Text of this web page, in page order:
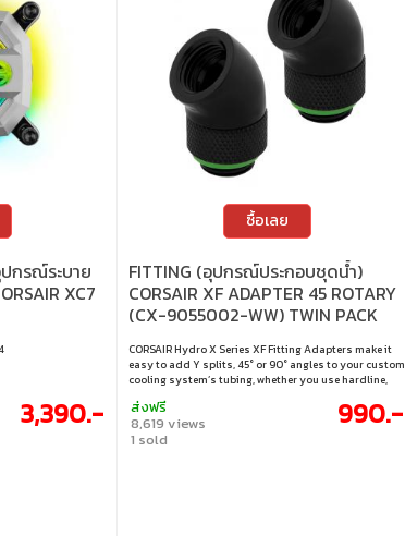
ปกรณ์ระบาย
XC7
3,390.-
ซื้อเลย
FITTING (อุปกรณ์ประกอบชุดน้ำ)
CORSAIR XF ADAPTER 45 ROTARY
(CX-9055002-WW) TWIN PACK
CORSAIR Hydro X Series XF Fitting Adapters make it
easy to add Y splits, 45° or 90° angles to your custom
cooling system’s tubing, whether you use hardline,
ส่งฟรี
8,619 views
1 sold
990.-